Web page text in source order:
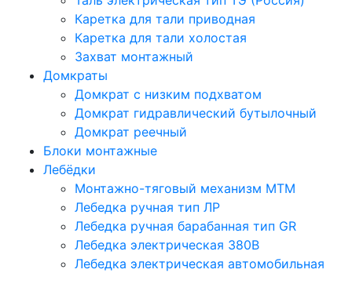
Каретка для тали приводная
Каретка для тали холостая
Захват монтажный
Домкраты
Домкрат с низким подхватом
Домкрат гидравлический бутылочный
Домкрат реечный
Блоки монтажные
Лебёдки
Монтажно-тяговый механизм МТМ
Лебедка ручная тип ЛР
Лебедка ручная барабанная тип GR
Лебедка электрическая 380В
Лебедка электрическая автомобильная